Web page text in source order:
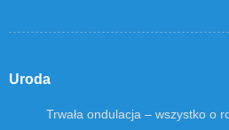
Uroda
Trwała ondulacja – wszystko o